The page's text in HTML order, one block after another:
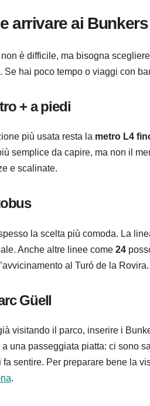
arrivare ai
è difficile, ma bisogna
. Se hai poco tempo o viaggi con
+ a piedi
più usata resta la metro L4
semplice da capire, ma non il
e scalinate.
spesso la scelta più comoda. La
Anche altre linee come 24
al Turó de la Rovira.
Güell
visitando il parco, inserire i
a una passeggiata piatta: ci sono
fa sentire. Per preparare bene la
.